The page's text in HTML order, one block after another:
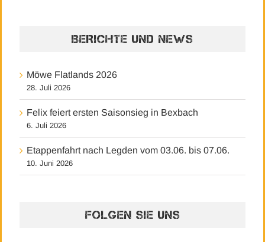
BERICHTE UND NEWS
Möwe Flatlands 2026
28. Juli 2026
Felix feiert ersten Saisonsieg in Bexbach
6. Juli 2026
Etappenfahrt nach Legden vom 03.06. bis 07.06.
10. Juni 2026
FOLGEN SIE UNS